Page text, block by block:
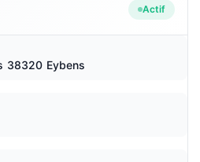
Actif
38320 Eybens